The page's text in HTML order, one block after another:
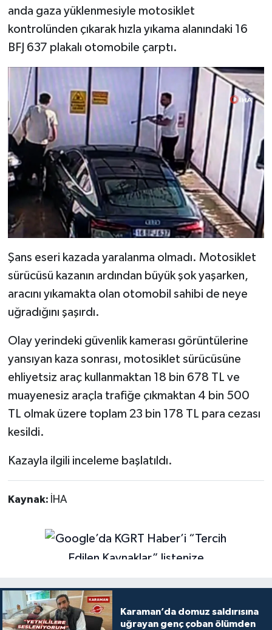
anda gaza yüklenmesiyle motosiklet
kontrolünden çıkarak hızla yıkama alanındaki 16
BFJ 637 plakalı otomobile çarptı.
Şans eseri kazada yaralanma olmadı. Motosiklet
sürücüsü kazanın ardından büyük şok yaşarken,
aracını yıkamakta olan otomobil sahibi de neye
uğradığını şaşırdı.
Olay yerindeki güvenlik kamerası görüntülerine
yansıyan kaza sonrası, motosiklet sürücüsüne
ehliyetsiz araç kullanmaktan 18 bin 678 TL ve
muayenesiz araçla trafiğe çıkmaktan 4 bin 500
TL olmak üzere toplam 23 bin 178 TL para cezası
kesildi.
Kazayla ilgili inceleme başlatıldı.
Kaynak: İHA
Karaman’da domuz saldırısına
uğrayan genç çoban ölümden